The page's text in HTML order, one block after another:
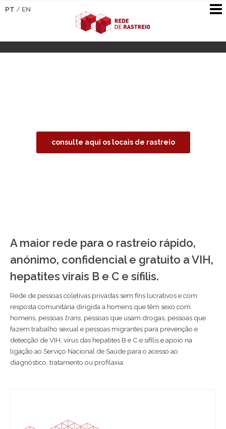
PT / EN
consulte aqui os locais de rastreio
A maior rede para o rastreio rápido,
anónimo, confidencial e gratuito a VIH,
hepatites virais B e C e sífilis.
Rede de pessoas coletivas privadas sem fins lucrativos e com
resposta comunitária dirigida a homens que têm sexo com
homens, pessoas trans, pessoas que usam drogas, pessoas que
fazem trabalho sexual e pessoas migrantes para prevenção e
detecção de VIH, vírus das hepatites B e C e sífilis e apoio na
ligação ao Serviço Nacional de Saúde para o acesso ao
diagnóstico, tratamento ou profilaxia.